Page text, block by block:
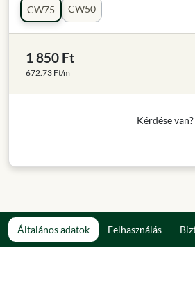
CW50
CW75
1 850 Ft
672.73 Ft/m
Kérdése
Általános adatok Felhasználás